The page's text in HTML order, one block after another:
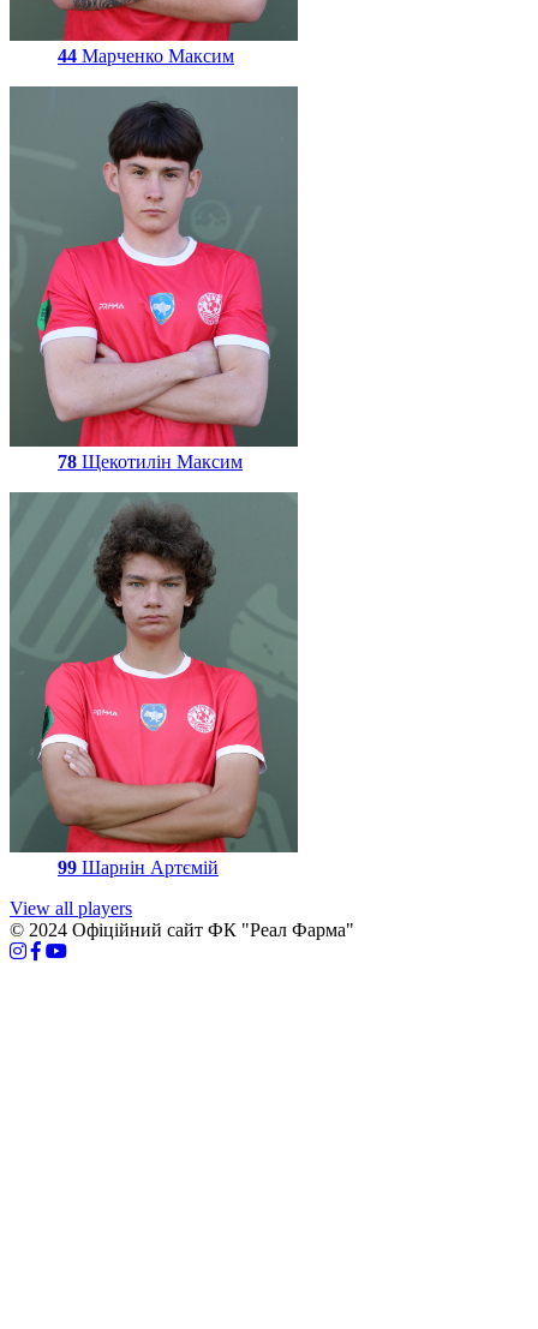
44 Марченко Максим
78 Щекотилін Максим
99 Шарнін Артємій
View all players
© 2024 Офіційний сайт ФК "Реал Фарма"